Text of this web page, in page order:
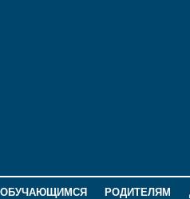
ОБУЧАЮЩИМСЯ РОДИТЕЛЯМ